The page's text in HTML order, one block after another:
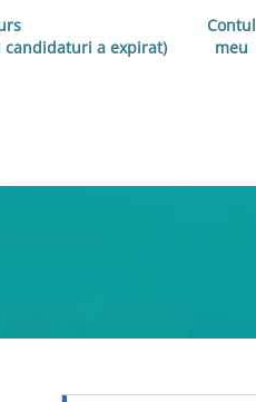
a expirat)
Contul
meu